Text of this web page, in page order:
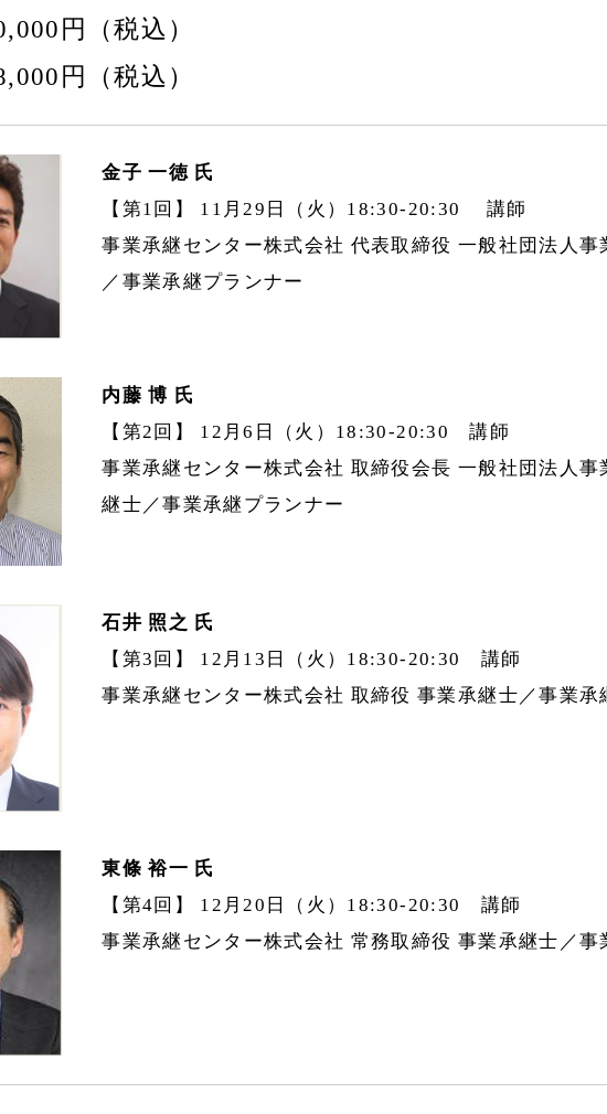
円（税込）
円（税込）
金子 一徳 氏
【第1回】 11月29日（火）18:30-20:30 講師
事業承継センター株式会社 代表取締役 一般社団法人
／事業承継プランナー
内藤 博 氏
【第2回】 12月6日（火）18:30-20:30 講師
事業承継センター株式会社 取締役会長 一般社団法人
継士／事業承継プランナー
石井 照之 氏
【第3回】 12月13日（火）18:30-20:30 講師
事業承継センター株式会社 取締役 事業承継士／事業承
東條 裕一 氏
【第4回】 12月20日（火）18:30-20:30 講師
事業承継センター株式会社 常務取締役 事業承継士／事